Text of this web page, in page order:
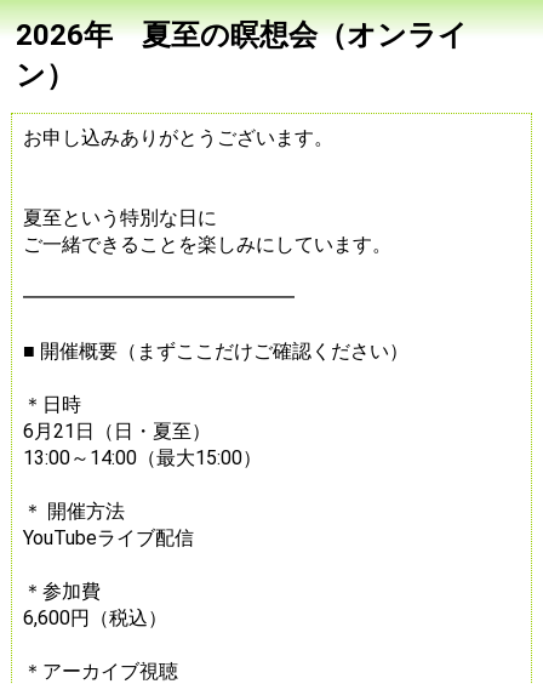
2026年 夏至の瞑想会（オンライ
ン）
お申し込みありがとうございます。
夏至という特別な日に
ご一緒できることを楽しみにしています。
━━━━━━━━━━━━━━
■ 開催概要（まずここだけご確認ください）
＊日時
6月21日（日・夏至）
13:00～14:00（最大15:00）
＊ 開催方法
YouTubeライブ配信
＊参加費
6,600円（税込）
＊アーカイブ視聴